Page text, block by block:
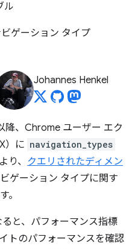
ル
ゲーション タイプ
Johannes Henkel
降、Chrome ユーザー エク
）に navigation_types
り、 クエリされたディメン
ゲーション タイプに関す
。
と、パフォーマンス指標
トのパフォーマンスを確認